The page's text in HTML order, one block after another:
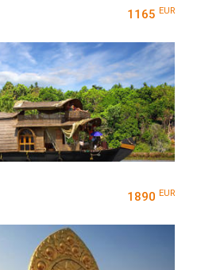
1165 EUR
1890 EUR